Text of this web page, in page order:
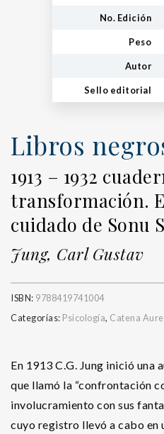
No. Edición
Peso
Autor
Sello editorial
Libros
1913 – 1932
transformación.
cuidado de Sonu
Jung, Carl Gustav
ISBN: 9788419741004
Categorías: Psicología, Catena
En 1913 C.G. Jung inició una
que llamó la “confrontación
involucramiento con sus
cuyo registro llevó a cabo en